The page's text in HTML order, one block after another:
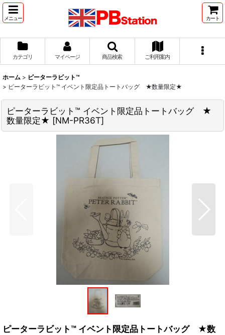
メニュー カート
カテゴリ マイページ 商品検索 ご利用案内
ホーム > ピーターラビット™
> ピーターラビット™ イベント限定品トートバッグ ★数量限定★
ピーターラビット™ イベント限定品トートバッグ ★
数量限定★ [NM-PR36T]
ピーターラビット™ イベント限定品トートバッグ ★数